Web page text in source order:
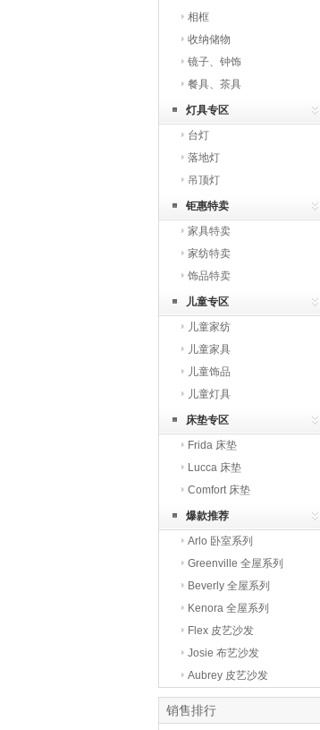
相框
收纳储物
镜子、钟饰
餐具、茶具
灯具专区
台灯
落地灯
吊顶灯
钜惠特卖
家具特卖
家纺特卖
饰品特卖
儿童专区
儿童家纺
儿童家具
儿童饰品
儿童灯具
床垫专区
Frida 床垫
Lucca 床垫
Comfort 床垫
爆款推荐
Arlo 卧室系列
Greenville 全屋系列
Beverly 全屋系列
Kenora 全屋系列
Flex 皮艺沙发
Josie 布艺沙发
Aubrey 皮艺沙发
销售排行